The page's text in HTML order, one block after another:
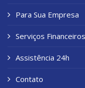
Para Sua Empresa
Serviços Financeiros
Assistência 24h
Contato